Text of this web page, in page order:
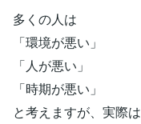
多くの人は
「環境が悪い」
「人が悪い」
「時期が悪い」
と考えますが、実際は